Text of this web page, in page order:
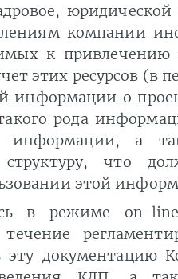
компании
к
этих ресурсов (в
информации о
рода
информации, а
что
этой
в режиме on-
эту документацию